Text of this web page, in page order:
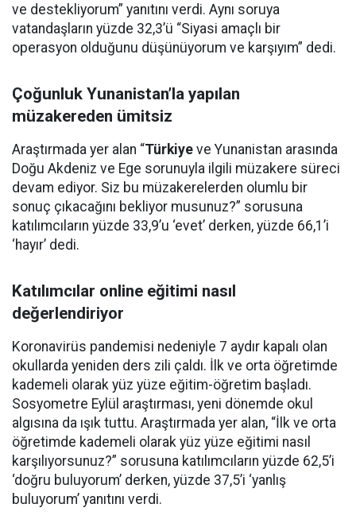
ve destekliyorum” yanıtını verdi. Aynı soruya
vatandaşların yüzde 32,3’ü “Siyasi amaçlı bir
operasyon olduğunu düşünüyorum ve karşıyım” dedi.
Çoğunluk Yunanistan’la yapılan
müzakereden ümitsiz
Araştırmada yer alan “Türkiye ve Yunanistan arasında
Doğu Akdeniz ve Ege sorunuyla ilgili müzakere süreci
devam ediyor. Siz bu müzakerelerden olumlu bir
sonuç çıkacağını bekliyor musunuz?” sorusuna
katılımcıların yüzde 33,9’u ‘evet’ derken, yüzde 66,1’i
‘hayır’ dedi.
Katılımcılar online eğitimi nasıl
değerlendiriyor
Koronavirüs pandemisi nedeniyle 7 aydır kapalı olan
okullarda yeniden ders zili çaldı. İlk ve orta öğretimde
kademeli olarak yüz yüze eğitim-öğretim başladı.
Sosyometre Eylül araştırması, yeni dönemde okul
algısına da ışık tuttu. Araştırmada yer alan, “İlk ve orta
öğretimde kademeli olarak yüz yüze eğitimi nasıl
karşılıyorsunuz?” sorusuna katılımcıların yüzde 62,5’i
‘doğru buluyorum’ derken, yüzde 37,5’i ‘yanlış
buluyorum’ yanıtını verdi.